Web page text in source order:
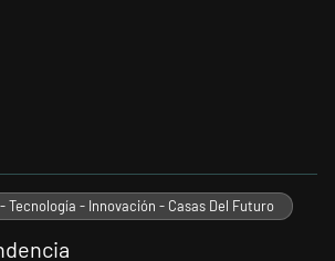
Tecnología - Innovación - Casas Del Futuro